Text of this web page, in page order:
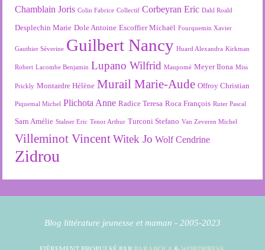
Chamblain Joris Colin Fabrice Collectif Corbeyran Eric Dahl Roald
Desplechin Marie Dole Antoine Escoffier Michaël Fourquemin Xavier
Gauthier Séverine Guilbert Nancy Huard Alexandra Kirkman
Robert Lacombe Benjamin Lupano Wilfrid Maupomé Meyer Ilona Miss
Prickly Montardre Hélène Murail Marie-Aude Offroy Christian
Piquemal Michel Plichota Anne Radice Teresa Roca François Ruter Pascal
Sarn Amélie Stalner Eric Tenor Arthur Turconi Stefano Van Zeveren Michel
Villeminot Vincent Witek Jo Wolf Cendrine
Zidrou
Blog littérature jeunesse et maman - 2005-2023